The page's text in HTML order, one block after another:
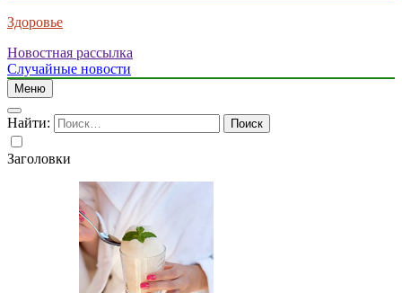
Здоровье
Новостная рассылка
Случайные новости
Меню
Найти:
Заголовки